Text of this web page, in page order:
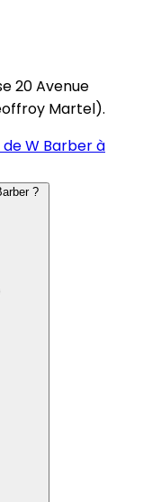
20 Avenue
Martel).
W Barber à
?